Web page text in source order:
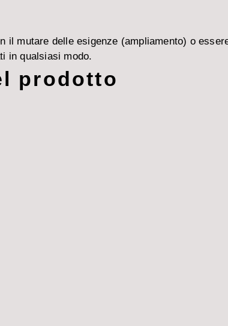
il mutare delle esigenze (ampliamento) o
in qualsiasi modo.
prodotto